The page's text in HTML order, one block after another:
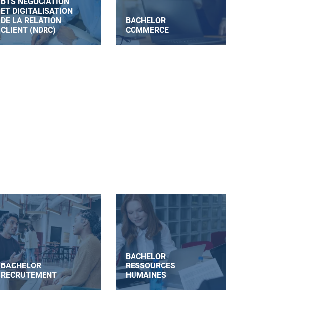
BTS NÉGOCIATION
ET DIGITALISATION
DE LA RELATION
CLIENT (NDRC)
BACHELOR
COMMERCE
BACHELOR
RECRUTEMENT
BACHELOR
RESSOURCES
HUMAINES